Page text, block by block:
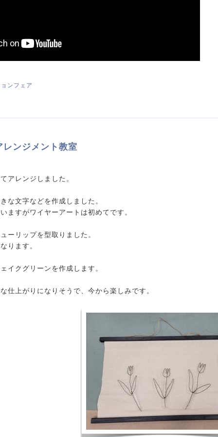
ンフェア
ンジメント教室
アレンジしました。
な文字などを作成しました。
ますがワイヤーアートは初めてです。
ーリップを型取りました。
ります。
イクグリーンを作成します。
仕上がりになりそうで、今から楽しみです。